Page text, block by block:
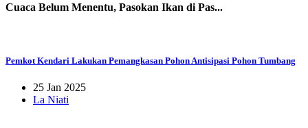
Cuaca Belum Menentu, Pasokan Ikan di Pas...
Pemkot Kendari Lakukan Pemangkasan Pohon Antisipasi Pohon Tumbang
25 Jan 2025
La Niati